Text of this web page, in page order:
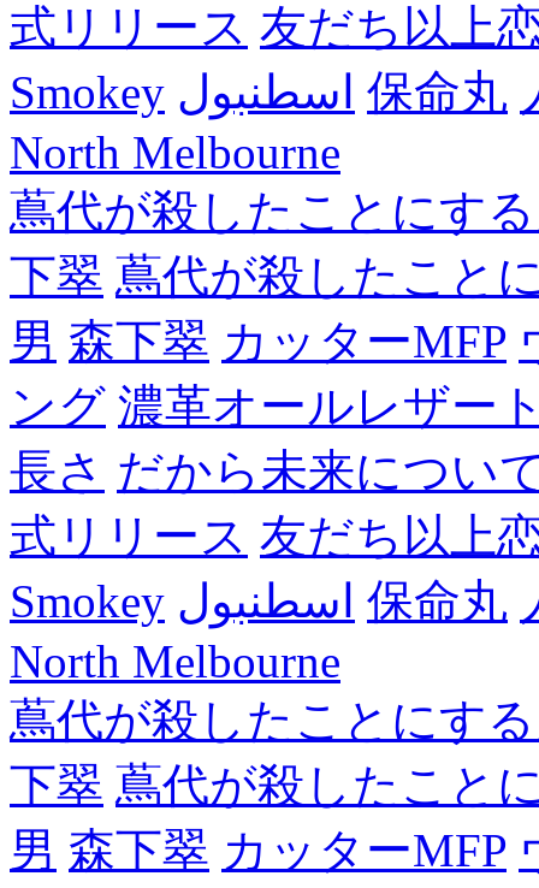
式リリース 友だち以上
Smokey اسطنبول 保命丸
North Melbourne
蔦代が殺したことにす
下翠 蔦代が殺したこと
男 森下翠 カッターMFP
ング 濃革オールレザー
長さ だから未来につい
式リリース 友だち以上
Smokey اسطنبول 保命丸
North Melbourne
蔦代が殺したことにす
下翠 蔦代が殺したこと
男 森下翠 カッターMFP